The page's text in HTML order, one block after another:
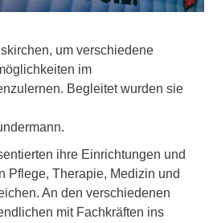
um verschiedene
im
Begleitet wurden sie
ihre Einrichtungen und
Pflege, Therapie, Medizin und
An den verschiedenen
mit Fachkräften ins